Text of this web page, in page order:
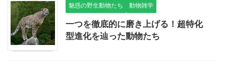
魅惑の野生動物たち 動物雑学
一つを徹底的に磨き上げる！超特化
型進化を辿った動物たち